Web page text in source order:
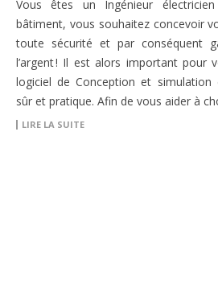
Vous êtes un Ingénieur
bâtiment, vous souhaitez concevoir
toute sécurité et par conséquent
l’argent ! Il est alors important pour
logiciel de Conception et simulation
sûr et pratique. Afin de vous aider à
LIRE LA SUITE